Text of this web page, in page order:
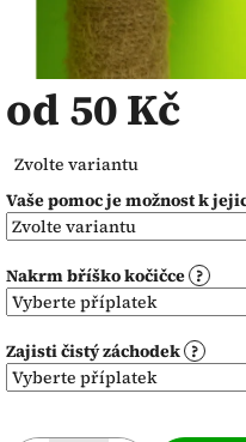
od 50 Kč
cena:
Zvolte variantu
Vaše pomoc je možnost k
Nakrm bříško kočičce ?
Zajisti čistý záchodek ?